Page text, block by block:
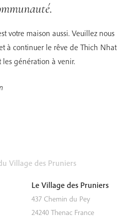
votre maison aussi. Veuillez nous
à continuer le rêve de Thich Nhat
les génération à venir.
Village des Pruniers
Le Village des Pruniers
437 Chemin du Pey
24240 Thenac France